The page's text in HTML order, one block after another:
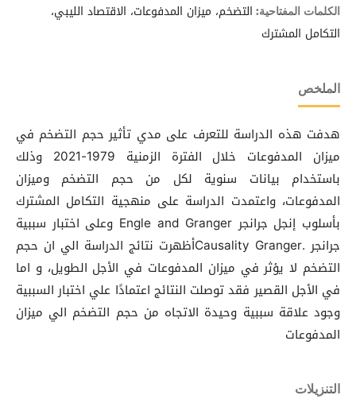
الكلمات المفتاحية: التضخم، ميزان المدفوعات، الاقتصاد الليبي،
التكامل المشترك
الملخص
هدفت هذه الدراسة للتعرف على مدي تأثير حجم التضخم في
ميزان المدفوعات خلال الفترة الزمنية 1979-2021 وذلك
باستخدام بيانات سنوية لكل من حجم التضخم وميزان
المدفوعات، واعتمدت الدراسة على منهجية التكامل المشترك
بأسلوب إنجل جرانجر Engle and Granger وعلى اختبار سببية
جرانجر .Causality Grangerأظهرت نتائج الدراسة الي ان حجم
التضخم لا يؤثر في ميزان المدفوعات في الأجل الطويل، و اما
في الأجل القصير فقد توصلت النتائج اعتمادًا علي اختبار السببية
وجود علاقة سببية وحيدة الاتجاه من حجم التضخم الي ميزان
المدفوعات
التنزيلات